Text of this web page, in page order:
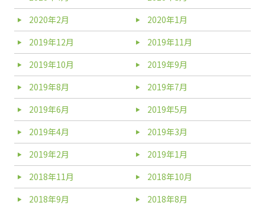
2020年2月
2020年1月
2019年12月
2019年11月
2019年10月
2019年9月
2019年8月
2019年7月
2019年6月
2019年5月
2019年4月
2019年3月
2019年2月
2019年1月
2018年11月
2018年10月
2018年9月
2018年8月